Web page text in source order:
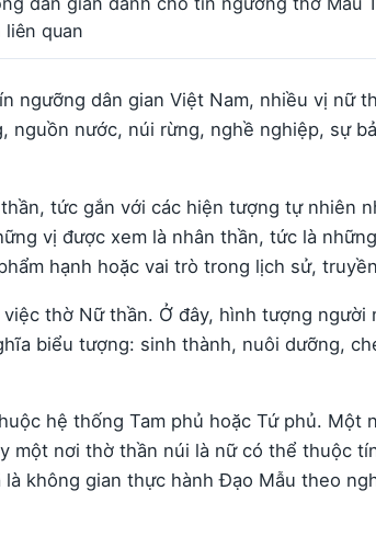
quan
ngưỡng dân gian Việt Nam, nhiều vị nữ
nguồn nước, núi rừng, nghề nghiệp, sự
tức gắn với các hiện tượng tự nhiên
vị được xem là nhân thần, tức là
hạnh hoặc vai trò trong lịch sử,
thờ Nữ thần. Ở đây, hình tượng người
biểu tượng: sinh thành, nuôi dưỡng,
hệ thống Tam phủ hoặc Tứ phủ. Một
một nơi thờ thần núi là nữ có thể thuộc
không gian thực hành Đạo Mẫu theo